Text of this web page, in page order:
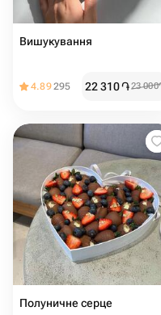
Вишукування
4.89295 22 310֏23 000
Полуничне серце